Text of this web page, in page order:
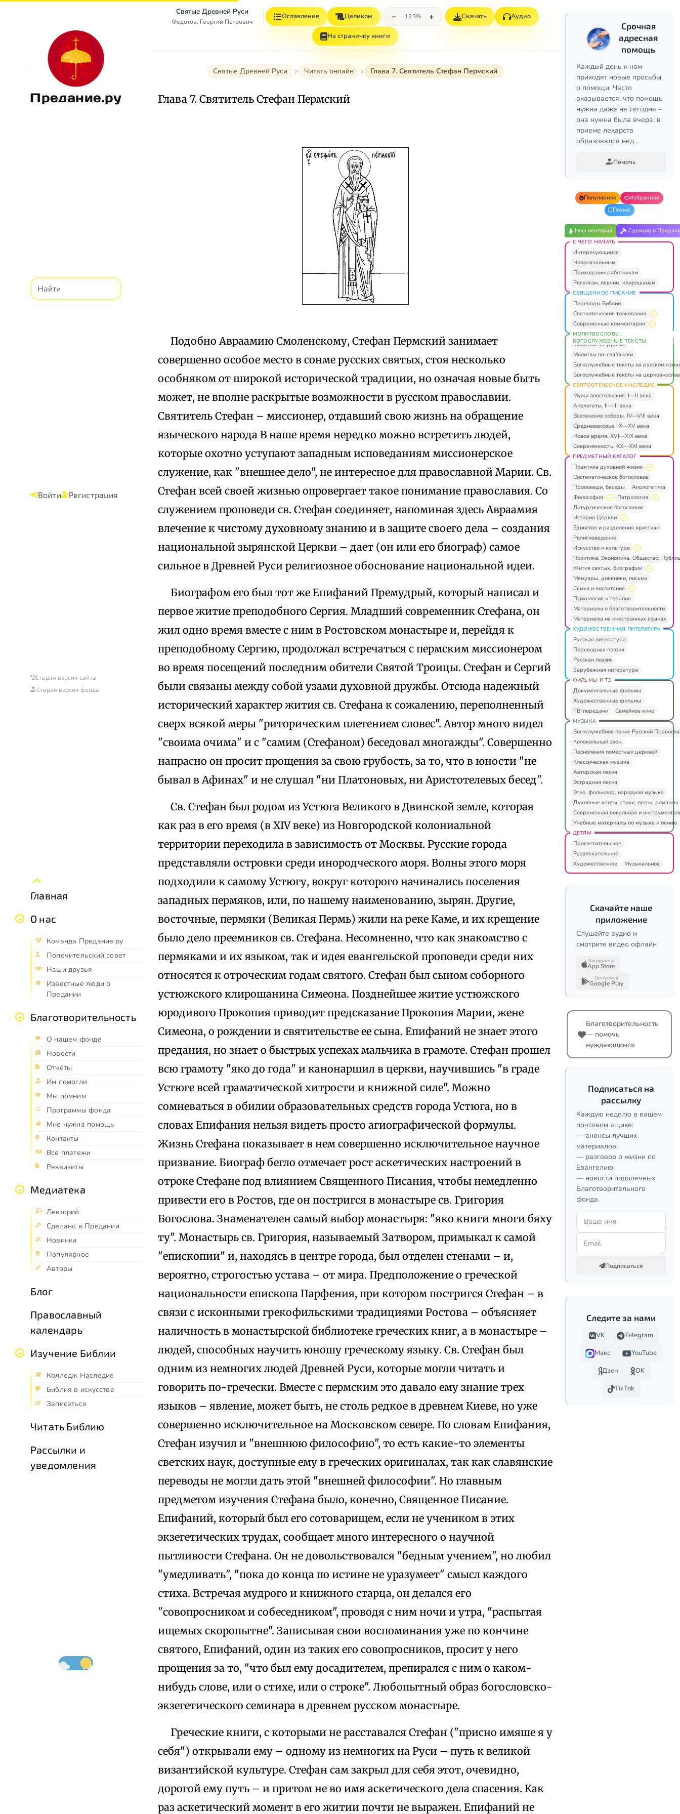
Предание.ру
Войти Регистрация
Старая версия сайта
Старая версия фонда
Главная
О нас
Команда Предание.ру
Попечительский совет
Наши друзья
Известные люди о
Предании
Благотворительность
О нашем фонде
Новости
Отчёты
Им помогли
Мы помним
Программы фонда
Мне нужна помощь
Контакты
Все платежи
Реквизиты
Медиатека
Лекторий
Сделано в Предании
Новинки
Популярное
Авторы
Блог
Православный
календарь
Изучение Библии
Колледж Наследие
Библия в искусстве
Записаться
Читать Библию
Рассылки и
уведомления
Святые Древней Руси
Федотов, Георгий Петрович
Оглавление Целиком − 125% + Скачать Аудио
На страничку книги
Святые Древней Руси Читать онлайн Глава 7. Святитель Стефан Пермский
Глава 7. Святитель Стефан Пермский
Подобно Авраамию Смоленскому, Стефан Пермский занимает
совершенно особое место в сонме русских святых, стоя несколько
особняком от широкой исторической традиции, но означая новые быть
может, не вполне раскрытые возможности в русском православии.
Святитель Стефан – миссионер, отдавший свою жизнь на обращение
языческого народа В наше время нередко можно встретить людей,
которые охотно уступают западным исповеданиям миссионерское
служение, как "внешнее дело", не интересное для православной Марии. Св.
Стефан всей своей жизнью опровергает такое понимание православия. Со
служением проповеди св. Стефан соединяет, напоминая здесь Авраамия
влечение к чистому духовному знанию и в защите своего дела – создания
национальной зырянской Церкви – дает (он или его биограф) самое
сильное в Древней Руси религиозное обоснование национальной идеи.
Биографом его был тот же Епифаний Премудрый, который написал и
первое житие преподобного Сергия. Младший современник Стефана, он
жил одно время вместе с ним в Ростовском монастыре и, перейдя к
преподобному Сергию, продолжал встречаться с пермским миссионером
во время посещений последним обители Святой Троицы. Стефан и Сергий
были связаны между собой узами духовной дружбы. Отсюда надежный
исторический характер жития св. Стефана к сожалению, переполненный
сверх всякой меры "риторическим плетением словес". Автор много видел
"своима очима" и с "самим (Стефаном) беседовал многажды". Совершенно
напрасно он просит прощения за свою грубость, за то, что в юности "не
бывал в Афинах" и не слушал "ни Платоновых, ни Аристотелевых бесед".
Св. Стефан был родом из Устюга Великого в Двинской земле, которая
как раз в его время (в XIV веке) из Новгородской колониальной
территории переходила в зависимость от Москвы. Русские города
представляли островки среди инородческого моря. Волны этого моря
подходили к самому Устюгу, вокруг которого начинались поселения
западных пермяков, или, по нашему наименованию, зырян. Другие,
восточные, пермяки (Великая Пермь) жили на реке Каме, и их крещение
было дело преемников св. Стефана. Несомненно, что как знакомство с
пермяками и их языком, так и идея евангельской проповеди среди них
относятся к отроческим годам святого. Стефан был сыном соборного
устюжского клирошанина Симеона. Позднейшее житие устюжского
юродивого Прокопия приводит предсказание Прокопия Марии, жене
Симеона, о рождении и святительстве ее сына. Епифаний не знает этого
предания, но знает о быстрых успехах мальчика в грамоте. Стефан прошел
всю грамоту "яко до года" и канонаршил в церкви, научившись "в граде
Устюге всей граматической хитрости и книжной силе". Можно
сомневаться в обилии образовательных средств города Устюга, но в
словах Епифания нельзя видеть просто агиографической формулы.
Жизнь Стефана показывает в нем совершенно исключительное научное
призвание. Биограф бегло отмечает рост аскетических настроений в
отроке Стефане под влиянием Священного Писания, чтобы немедленно
привести его в Ростов, где он постригся в монастыре св. Григория
Богослова. Знаменателен самый выбор монастыря: "яко книги многи бяху
ту". Монастырь св. Григория, называемый Затвором, примыкал к самой
"епископии" и, находясь в центре города, был отделен стенами – и,
вероятно, строгостью устава – от мира. Предположение о греческой
национальности епископа Парфения, при котором постригся Стефан – в
связи с исконными грекофильскими традициями Ростова – объясняет
наличность в монастырской библиотеке греческих книг, а в монастыре –
людей, способных научить юношу греческому языку. Св. Стефан был
одним из немногих людей Древней Руси, которые могли читать и
говорить по-гречески. Вместе с пермским это давало ему знание трех
языков – явление, может быть, не столь редкое в древнем Киеве, но уже
совершенно исключительное на Московском севере. По словам Епифания,
Стефан изучил и "внешнюю философию", то есть какие-то элементы
светских наук, доступные ему в греческих оригиналах, так как славянские
переводы не могли дать этой "внешней философии". Но главным
предметом изучения Стефана было, конечно, Священное Писание.
Епифаний, который был его сотоварищем, если не учеником в этих
экзегетических трудах, сообщает много интересного о научной
пытливости Стефана. Он не довольствовался "бедным учением", но любил
"умедливать", "пока до конца по истине не уразумеет" смысл каждого
стиха. Встречая мудрого и книжного старца, он делался его
"совопросником и собеседником", проводя с ним ночи и утра, "распытая
ищемых скоропытне". Записывая свои воспоминания уже по кончине
святого, Епифаний, один из таких его совопросников, просит у него
прощения за то, "что был ему досадителем, препирался с ним о каком-
нибудь слове, или о стихе, или о строке". Любопытный образ богословско-
экзегетического семинара в древнем русском монастыре.
Греческие книги, с которыми не расставался Стефан ("присно имяше я у
себя") открывали ему – одному из немногих на Руси – путь к великой
византийской культуре. Стефан сам закрыл для себя этот, очевидно,
дорогой ему путь – и притом не во имя аскетического дела спасения. Как
раз аскетический момент в его житии почти не выражен. Епифаний не
Срочная
адресная
помощь
Каждый день к нам
приходят новые просьбы
о помощи. Часто
оказывается, что помощь
нужна даже не сегодня –
она нужна была вчера: в
приеме лекарств
образовался нед…
Помочь
Популярное
Избранное
Позже
Наш лекторий Сделано в
С ЧЕГО НАЧАТЬ
Интересующимся
Новоначальным
Приходским работникам
Регентам, певчим, клирошанам
СВЯЩЕННОЕ ПИСАНИЕ
Переводы Библии
Святоотеческие толкования
Современные комментарии
МОЛИТВОСЛОВЫ.
БОГОСЛУЖЕБНЫЕ ТЕКСТЫ
Молитвы по-русски
Молитвы по-славянски
Богослужебные тексты на русском
Богослужебные тексты на
СВЯТООТЕЧЕСКОЕ НАСЛЕДИЕ
Мужи апостольские. I—II века
Апологеты. II—III века
Вселенские соборы. IV—VIII века
Средневековье. IX—XV века
Новое время. XVI—XIX века
Современность. XX—XXI века
ПРЕДМЕТНЫЙ КАТАЛОГ
Практика духовной жизни
Систематическое богословие
Проповеди, беседы
Апологетика
Философия
Патрология
Литургическое богословие
История Церкви
Единство и разделения христиан
Религиоведение
Искусство и культура
Политика. Экономика. Общество.
Жития святых, биографии
Мемуары, дневники, письма
Семья и воспитание
Психология и терапия
Материалы о благотворительности
Материалы на иностранных языках
ХУДОЖЕСТВЕННАЯ ЛИТЕРАТУРА
Русская литература
Переводная поэзия
Русская поэзия
Зарубежная литература
ФИЛЬМЫ И ТВ
Документальные фильмы
Художественные фильмы
ТВ-передачи
Семейное кино
МУЗЫКА
Богослужебное пение Русской
Колокольный звон
Песнопения поместных церквей
Классическая музыка
Авторская песня
Эстрадная песня
Этно, фольклор, народная музыка
Духовные канты, стихи, песни, романсы
Современная вокальная и
Учебные материалы по музыке и пению
ДЕТЯМ
Просветительское
Развлекательное
Художественное
Музыкальное
Скачайте наше
приложение
Слушайте аудио и
смотрите видео офлайн
Загрузите в
App Store
Доступно в
Google Play
Благотворительность
— помочь
нуждающимся
Подписаться на
рассылку
Каждую неделю в вашем
почтовом ящике:
— анонсы лучших
материалов;
— разговор о жизни по
Евангелию;
— новости подопечных
Благотворительного
фонда.
Подписаться
Следите за нами
VK
Telegram
Макс
YouTube
Дзен
OK
TikTok